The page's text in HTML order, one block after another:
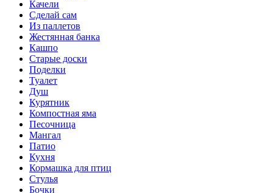
Качели
Сделай сам
Из паллетов
Жестянная банка
Кашпо
Старые доски
Поделки
Туалет
Душ
Курятник
Компостная яма
Песочница
Мангал
Патио
Кухня
Кормашка для птиц
Стулья
Бочки